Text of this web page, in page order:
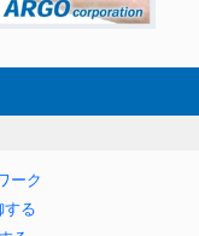
ーク
する